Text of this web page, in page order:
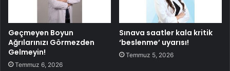
Geçmeyen Boyun
Ağrılarınızı Görmezden
Gelmeyin!
Temmuz 6, 2026
Sınava saatler kala kritik
‘beslenme’ uyarısı!
Temmuz 5, 2026